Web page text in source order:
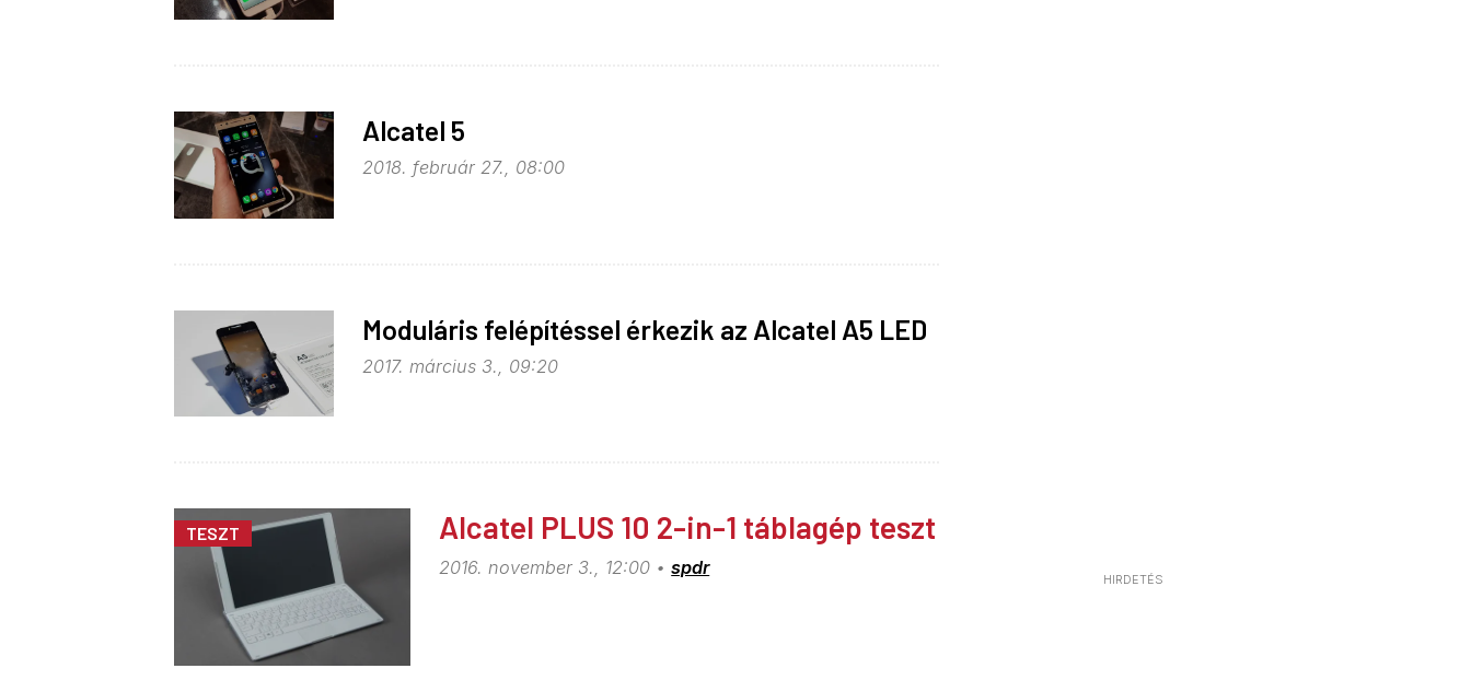
HIRDETÉS
Alcatel 5
2018. február 27., 08:00
Moduláris felépítéssel érkezik az Alcatel A5 LED
2017. március 3., 09:20
TESZT Alcatel PLUS 10 2-in-1 táblagép teszt
2016. november 3., 12:00 spdr